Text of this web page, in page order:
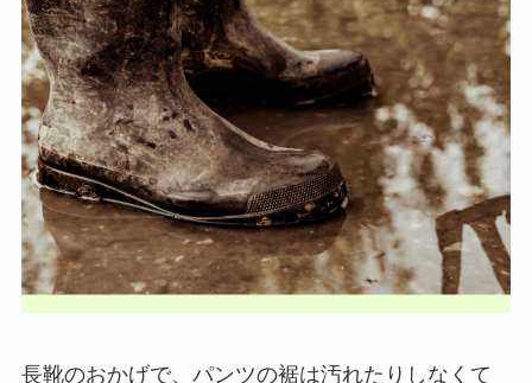
長靴のおかげで、パンツの裾は汚れたりしなくて